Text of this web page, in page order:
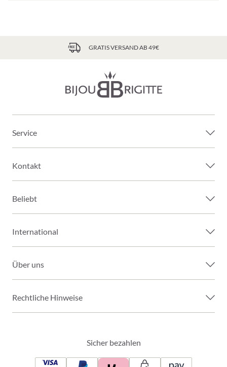
GRATIS VERSAND AB 49€
Service
Kontakt
Beliebt
International
Über uns
Rechtliche Hinweise
Sicher bezahlen